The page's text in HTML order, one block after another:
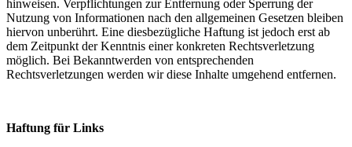
hinweisen. Verpflichtungen zur Entfernung oder Sperrung der
Nutzung von Informationen nach den allgemeinen Gesetzen bleiben
hiervon unberührt. Eine diesbezügliche Haftung ist jedoch erst ab
dem Zeitpunkt der Kenntnis einer konkreten Rechtsverletzung
möglich. Bei Bekanntwerden von entsprechenden
Rechtsverletzungen werden wir diese Inhalte umgehend entfernen.
Haftung für Links